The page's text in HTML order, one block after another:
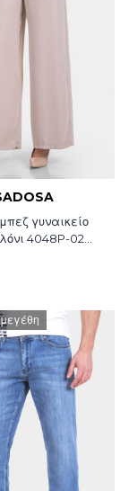
γυναικείο
4048P-02